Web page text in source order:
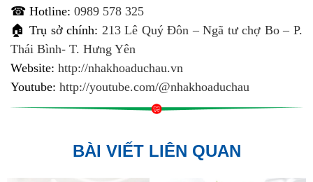
☎ Hotline: 0989 578 325
🏠 Trụ sở chính: 213 Lê Quý Đôn – Ngã tư chợ Bo – P.
Thái Bình- T. Hưng Yên
Website: http://nhakhoaduchau.vn
Youtube: http://youtube.com/@nhakhoaduchau
BÀI VIẾT LIÊN QUAN